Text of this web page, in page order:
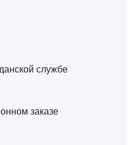
службе
заказе